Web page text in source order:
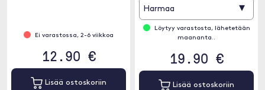
Ei varastossa, 2-6 viikkoa
12.90 €
Lisää ostoskoriin
Harmaa ▾
Löytyy varastosta, lähetetään
maananta..
19.90 €
Lisää ostoskoriin